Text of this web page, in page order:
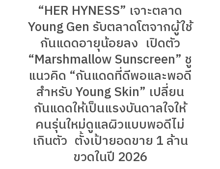
“HER HYNESS” เจาะตลาด
Young Gen รับตลาดโตจากผู้ใช้
กันแดดอายุน้อยลง เปิดตัว
“Marshmallow Sunscreen” ชู
แนวคิด “กันแดดที่ดีพอและพอดี
สำหรับ Young Skin” เปลี่ยน
กันแดดให้เป็นแรงบันดาลใจให้
คนรุ่นใหม่ดูแลผิวแบบพอดีไม่
เกินตัว ตั้งเป้ายอดขาย 1 ล้าน
ขวดในปี 2026